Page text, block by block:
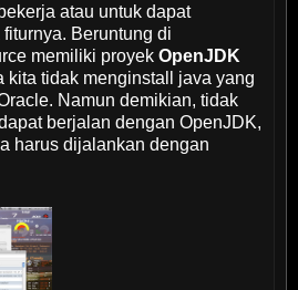
atau untuk dapat
Beruntung di
memiliki proyekOpenJDK
kita tidak menginstall java yang
Namun demikian, tidak
berjalan dengan OpenJDK,
harus dijalankan dengan